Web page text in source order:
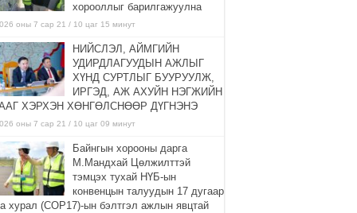
хорооллыг барилгажуулна
оны 7 сар 21 / 10 цаг 15 минут
НИЙСЛЭЛ, АЙМГИЙН
УДИРДЛАГУУДЫН АЖЛЫГ
ХҮНД СУРТЛЫГ БУУРУУЛЖ,
ИРГЭД, АЖ АХУЙН НЭГЖИЙН
ХЭРХЭН ХӨНГӨЛСНӨӨР ДҮГНЭНЭ
оны 7 сар 21 / 10 цаг 09 минут
Байнгын хорооны дарга
М.Мандхай Цөлжилттэй
тэмцэх тухай НҮБ-ын
конвенцын талуудын 17 дугаар
хурал (СОР17)-ын бэлтгэл ажлын явцтай